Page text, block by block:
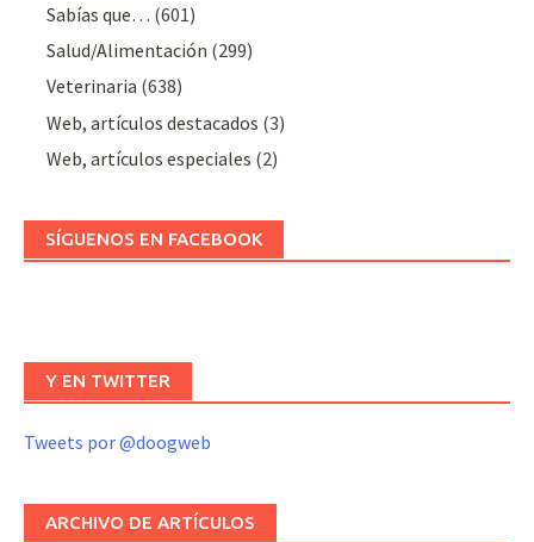
Sabías que… (601)
Salud/Alimentación (299)
Veterinaria (638)
Web, artículos destacados (3)
Web, artículos especiales (2)
SÍGUENOS EN FACEBOOK
Y EN TWITTER
Tweets por @doogweb
ARCHIVO DE ARTÍCULOS